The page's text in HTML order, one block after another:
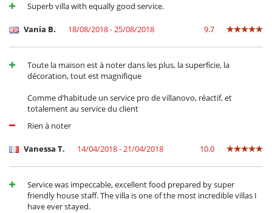
Superb villa with equally good service.
Vania B. 18/08/2018 - 25/08/2018 9.7
Toute la maison est à noter dans les plus, la superficie, la
décoration, tout est magnifique
Comme d’habitude un service pro de villanovo, réactif, et
totalement au service du client
Rien à noter
Vanessa T. 14/04/2018 - 21/04/2018 10.0
Service was impeccable, excellent food prepared by super
friendly house staff. The villa is one of the most incredible villas I
have ever stayed.